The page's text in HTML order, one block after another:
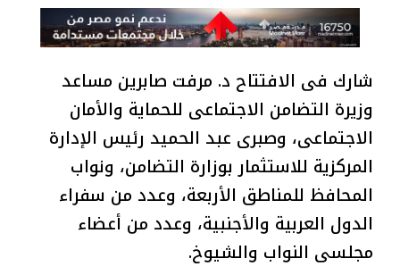
شارك فى الافتتاح د. مرفت صابرين مساعد
وزيرة التضامن الاجتماعى للحماية والأمان
الاجتماعى، وصبرى عبد الحميد رئيس الإدارة
المركزية للاستثمار بوزارة التضامن، ونواب
المحافظ للمناطق الأربعة، وعدد من سفراء
الدول العربية والأجنبية، وعدد من أعضاء
مجلسى النواب والشيوخ.